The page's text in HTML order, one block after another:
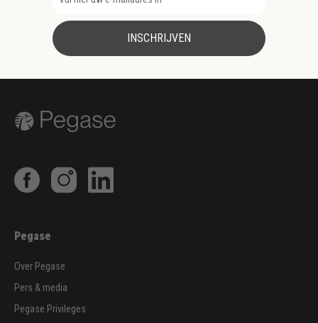
INSCHRIJVEN
Pegase
Over Pegase
Pers & media
Pegase Privileges